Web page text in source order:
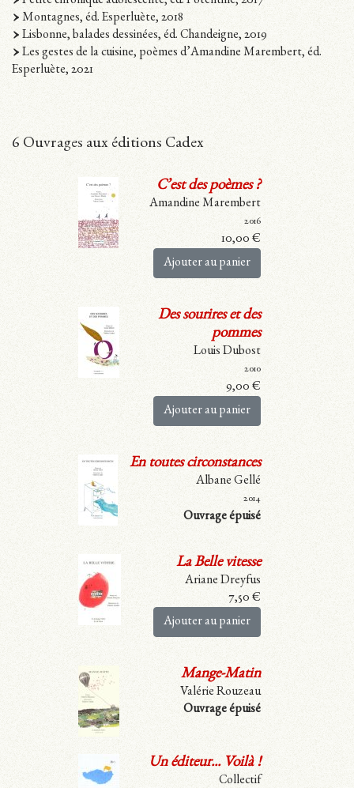
Montagnes, éd. Esperluète, 2018
Lisbonne, balades dessinées, éd. Chandeigne, 2019
Les gestes de la cuisine, poèmes d’Amandine Marembert, éd.
Esperluète, 2021
6 Ouvrages aux éditions Cadex
C’est des poèmes ?
Amandine Marembert
2016
10,00 €
Ajouter au panier
Des sourires et des
pommes
Louis Dubost
2010
9,00 €
Ajouter au panier
En toutes circonstances
Albane Gellé
2014
Ouvrage épuisé
La Belle vitesse
Ariane Dreyfus
7,50 €
Ajouter au panier
Mange-Matin
Valérie Rouzeau
Ouvrage épuisé
Un éditeur... Voilà !
Collectif